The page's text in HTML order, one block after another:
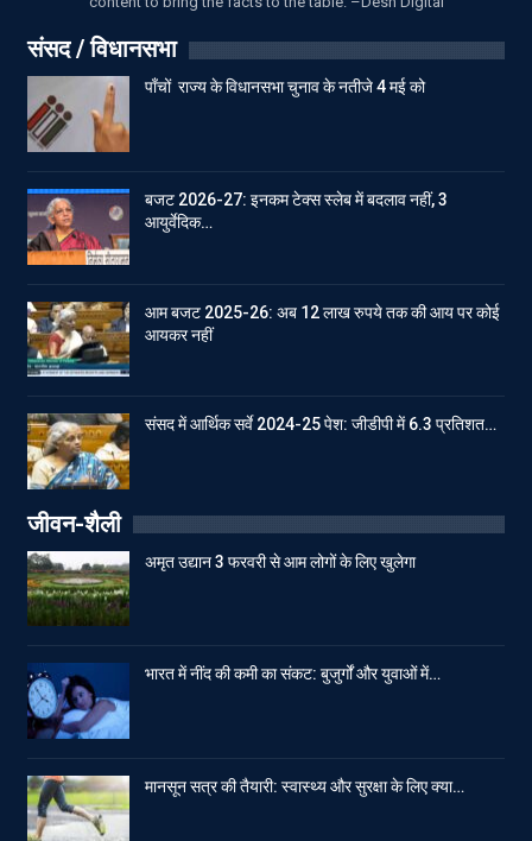
संसद / विधानसभा
पाँचों राज्य के विधानसभा चुनाव के नतीजे 4 मई को
बजट 2026-27: इनकम टेक्स स्लेब में बदलाव नहीं, 3
आयुर्वेदिक…
आम बजट 2025-26: अब 12 लाख रुपये तक की आय पर कोई
आयकर नहीं
संसद में आर्थिक सर्वे 2024-25 पेश: जीडीपी में 6.3 प्रतिशत…
जीवन-शैली
अमृत उद्यान 3 फरवरी से आम लोगों के लिए खुलेगा
भारत में नींद की कमी का संकट: बुजुर्गों और युवाओं में…
मानसून सत्र की तैयारी: स्वास्थ्य और सुरक्षा के लिए क्या…